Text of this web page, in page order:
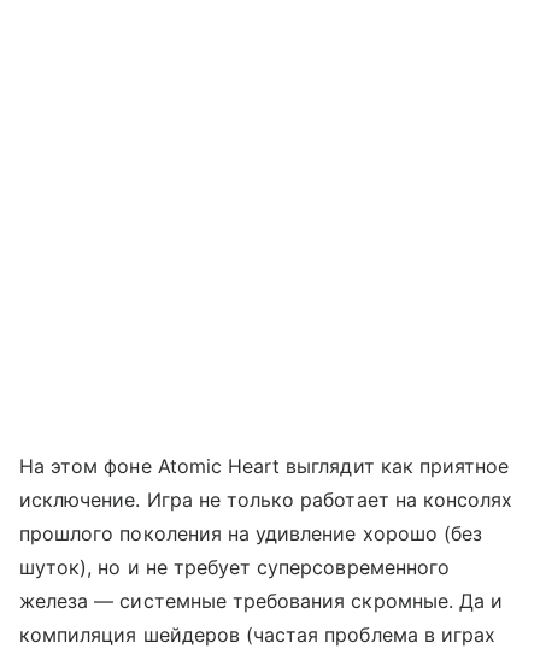
На этом фоне Atomic Heart выглядит как приятное
исключение. Игра не только работает на консолях
прошлого поколения на удивление хорошо (без
шуток), но и не требует суперсовременного
железа — системные требования скромные. Да и
компиляция шейдеров (частая проблема в играх